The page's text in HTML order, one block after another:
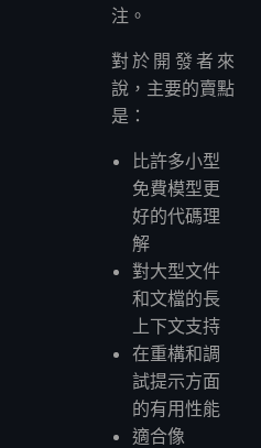
注。
對於開發者來
說，主要的賣點
是：
比許多小型
免費模型更
好的代碼理
解
對大型文件
和文檔的長
上下文支持
在重構和調
試提示方面
的有用性能
適合像